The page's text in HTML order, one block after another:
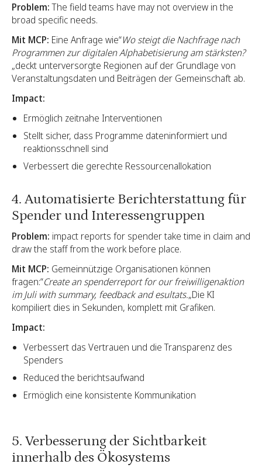
Problem:The field teams have may not overview in the
broad specific needs.
Mit MCP: Eine Anfrage wie“Wo steigt die Nachfrage nach
Programmen zur digitalen Alphabetisierung am stärksten?
„deckt unterversorgte Regionen auf der Grundlage von
Veranstaltungsdaten und Beiträgen der Gemeinschaft ab.
Impact:
Ermöglich zeitnahe Interventionen
Stellt sicher, dass Programme dateninformiert und
reaktionsschnell sind
Verbessert die gerechte Ressourcenallokation
4. Automatisierte Berichterstattung für
Spender und Interessengruppen
Problem: impact reports for spender take time in claim and
draw the staff from the work before place.
Mit MCP: Gemeinnützige Organisationen können
fragen:“Create an spenderreport for our freiwilligenaktion
im Juli with summary, feedback and esultats.„Die KI
kompiliert dies in Sekunden, komplett mit Grafiken.
Impact:
Verbessert das Vertrauen und die Transparenz des
Spenders
Reduced the berichtsaufwand
Ermöglich eine konsistente Kommunikation
5. Verbesserung der Sichtbarkeit
innerhalb des Ökosystems